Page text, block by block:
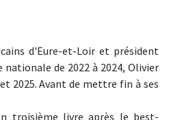
d'Eure-et-Loir et président
nationale de 2022 à 2024, Olivier
2025. Avant de mettre fin à ses
troisième livre après le best-